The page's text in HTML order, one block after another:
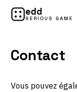
edd
SERIOUS GAME
Contact
Vous pouvez